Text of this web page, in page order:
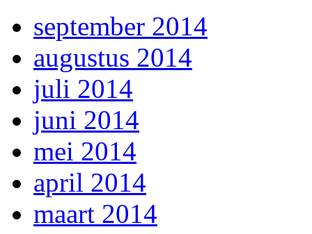
september 2014
augustus 2014
juli 2014
juni 2014
mei 2014
april 2014
maart 2014